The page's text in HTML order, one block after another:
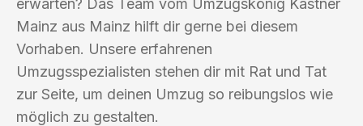
erwarten? Das Team vom Umzugskönig Kastner
Mainz aus Mainz hilft dir gerne bei diesem
Vorhaben. Unsere erfahrenen
Umzugsspezialisten stehen dir mit Rat und Tat
zur Seite, um deinen Umzug so reibungslos wie
möglich zu gestalten.